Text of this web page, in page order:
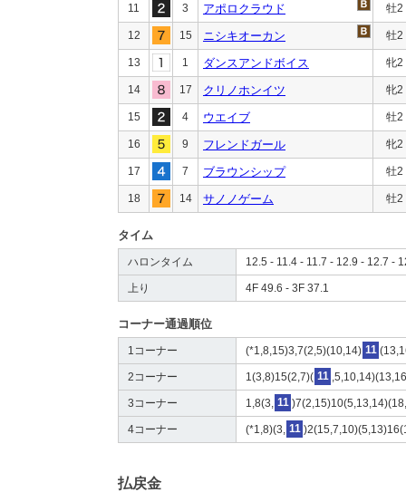
11 3 アポロクラウド 牡2
12 15 ニシキオーカン 牡2
13 1 ダンスアンドボイス 牝2
14 17 クリノホンイツ 牝2
15 4 ウエイブ 牡2
16 9 フレンドガール 牝2
17 7 ブラウンシップ 牡2
18 14 サノノゲーム 牡2
タイム
ハロンタイム 12.5 - 11.4 - 11.7 - 12.9 - 12.7 -
上り 4F 49.6 - 3F 37.1
コーナー通過順位
1コーナー (*1,8,15)3,7(2,5)(10,14) 11
2コーナー 1(3,8)15(2,7)( 11
3コーナー 1,8(3, 11
4コーナー (*1,8)(3, 11
払戻金